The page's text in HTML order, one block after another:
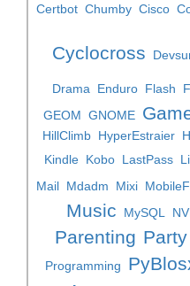
Certbot Chumby Cisco
Cyclocross
Drama Enduro Flash
GEOM GNOME
HillClimb HyperEstraier
Kindle Kobo LastPass
Mail Mdadm Mixi
Music
MySQL
Parenting Party
Programming